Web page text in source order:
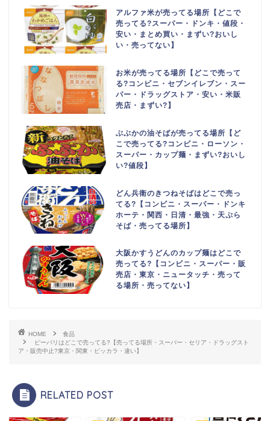
アルファ米が売ってる場所【どこで
売ってる?スーパー・ドンキ・値段・
安い・まとめ買い・まずい?おいし
い・売ってない】
お米が売ってる場所【どこで売って
る?コンビニ・セブンイレブン・スー
パー・ドラッグストア・安い・米販
売店・まずい?】
ぶぶかの油そばが売ってる場所【ど
こで売ってる?コンビニ・ローソン・
スーパー・カップ麺・まずい?おいし
い?値段】
どん兵衛のきつねそばはどこで売っ
てる?【コンビニ・スーパー・ドンキ
ホーテ・関西・日清・最強・天ぷら
そば・売ってる場所】
大阪かすうどんのカップ麺はどこで
売ってる?【コンビニ・スーパー・販
売店・東京・ニュータッチ・売って
る場所・売ってない】
HOME
食品
ピーパリはどこで売ってる?【売ってる場所・スーパー・セリア・ドラッグスト
ア・販売中止?東京・関東・ピッカラ・違い】
RELATED POST